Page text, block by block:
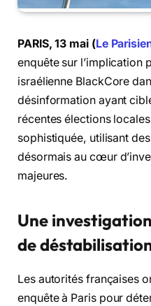
PARIS, 13 mai (Le
enquête sur l’implication
israélienne BlackCore
désinformation ayant
récentes élections
sophistiquée, utilisant
désormais au cœur
majeures.
Une
de
Les autorités françaises
enquête à Paris pour